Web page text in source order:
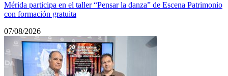
Mérida participa en el taller “Pensar la danza” de Escena Patrimonio
con formación gratuita
07/08/2026